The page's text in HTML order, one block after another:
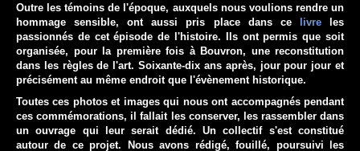
Outre les témoins de l'époque, auxquels nous voulions rendre un
hommage sensible, ont aussi pris place dans ce livreles
passionnés de cet épisode de l'histoire. Ils ont permis que soit
organisée, pour la première fois à Bouvron, une reconstitution
dans les règles de l'art. Soixante-dix ans après, jour pour jour et
précisément au même endroit que l'évènement historique.
Toutes ces photoset images qui nous ont accompagnés pendant
ces commémorations, il fallait les conserver, les rassembler dans
un ouvrage qui leur serait dédié. Un collectif s'est constitué
autour de ce projet. Nous avons rédigé, fouillé, poursuivi les